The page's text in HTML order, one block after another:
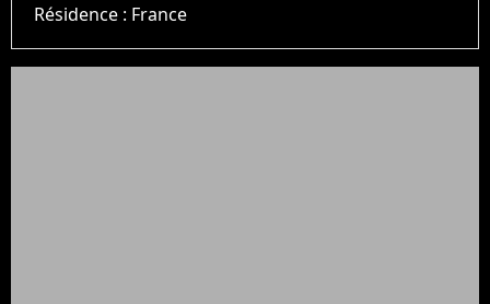
Résidence : France